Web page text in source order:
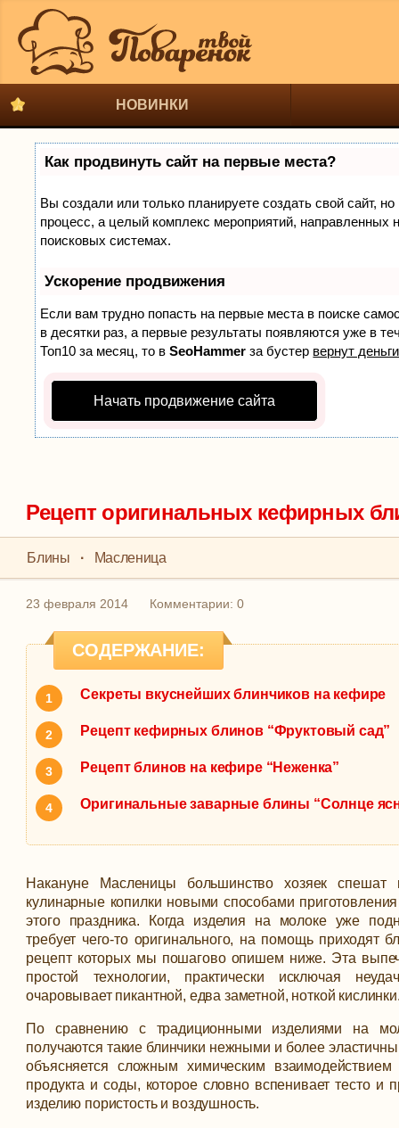
НОВИНКИ
Как продвинуть сайт на первые места?
Вы создали или только планируете создать свой сайт,
процесс, а целый комплекс мероприятий, направленных
поисковых системах.
Ускорение продвижения
Если вам трудно попасть на первые места в поиске
в десятки раз, а первые результаты появляются уже в
Топ10 за месяц, то вSeoHammer за бустер вернут
Начать продвижение сайта
Рецепт оригинальных кефирных
Блины · Масленица
23 февраля 2014 Комментарии: 0
СОДЕРЖАНИЕ:
Секреты вкуснейших блинчиков на кефире
Рецепт кефирных блинов “Фруктовый сад”
Рецепт блинов на кефире “Неженка”
Оригинальные заварные блины “Солнце
Накануне Масленицы большинство хозяек спешат
кулинарные копилки новыми способами
этого праздника. Когда изделия на молоке уже
требует чего-то оригинального, на помощь приходят
рецепт которых мы пошагово опишем ниже. Эта
простой технологии, практически исключая
очаровывает пикантной, едва заметной, ноткой
По сравнению с традиционными изделиями на
получаются такие блинчики нежными и более
объясняется сложным химическим взаимодействием
продукта и соды, которое словно вспенивает тесто и
изделию пористость и воздушность.